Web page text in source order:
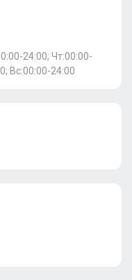
24:00; Чт:00:00-
Вс:00:00-24:00